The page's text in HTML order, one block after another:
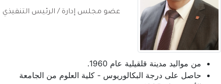
عضو مجلس إدارة / الرئيس التنفيذي
من مواليد مدينة قلقيلية عام 1960.
حاصل على درجة البكالوريوس - كلية العلوم من الجامعة